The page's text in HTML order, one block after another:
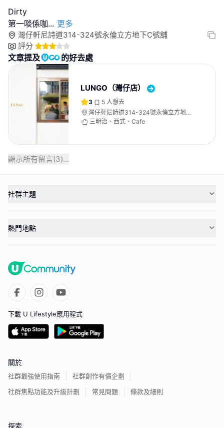
Dirty
第一啖係咖... 更多
灣仔軒尼詩道314-324號永倫立方地下C號舖
評分
文章提及 的好去處
LUNGO（灣仔店）
3 5 人想去
灣仔軒尼詩道314-324號永倫立方地下
C號舖
三明治、西式、Cafe
顯示所有留言(3)...
社群主題
熱門地點
下載 U Lifestyle應用程式
關於
社群最強使用指南
社群創作有價企劃
社群焦點功能及升級計劃
常見問題 條款及細則
探索